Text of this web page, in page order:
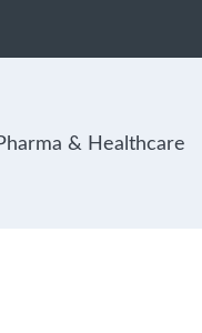
& Healthcare